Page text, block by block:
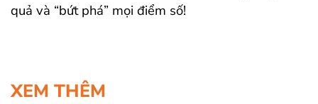
quả và “bứt phá” mọi điểm số!
XEM THÊM